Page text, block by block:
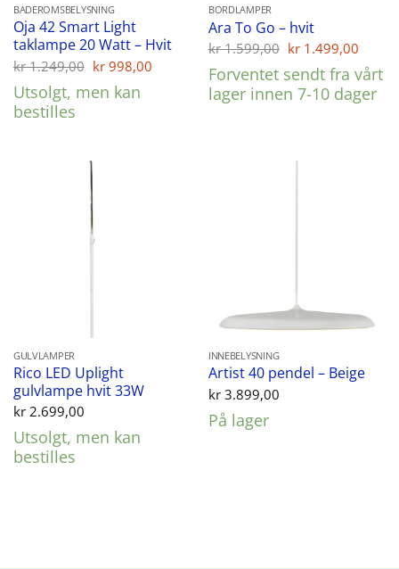
BADEROMSBELYSNING
Oja 42 Smart Light
taklampe 20 Watt – Hvit
kr1.249,00 Opprinnelig
var:
kr 998,00 Nåværende
kr 998,00.
Utsolgt, men kan
bestilles
BORDLAMPER
Ara To Go – hvit
kr1.599,00 Opprinnelig
var:
kr 1.599,00.
kr 1.499,00
pris
er:
kr
Forventet sendt fra vårt
lager innen 7-10 dager
GULVLAMPER
Rico LED Uplight
gulvlampe hvit 33W
kr2.699,00
Utsolgt, men kan
bestilles
INNEBELYSNING
Artist 40 pendel – Beige
kr3.899,00
På lager